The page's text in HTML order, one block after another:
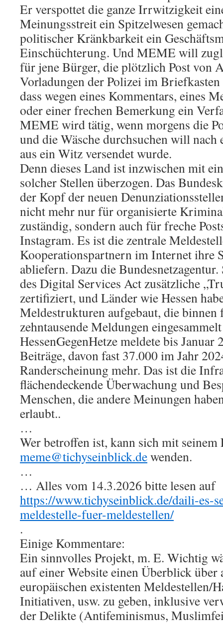
Er verspottet die ganze Irrwitzigkeit
Meinungsstreit ein Spitzelwesen
politischer Kränkbarkeit ein
Einschüchterung. Und MEME will
für jene Bürger, die plötzlich Post von
Vorladungen der Polizei im
dass wegen eines Kommentars, eines
oder einer frechen Bemerkung ein
MEME wird tätig, wenn morgens die
und die Wäsche durchsuchen will nach
aus ein Witz versendet wurde.
Denn dieses Land ist inzwischen mit
solcher Stellen überzogen. Das
der Kopf der neuen
nicht mehr nur für organisierte
zuständig, sondern auch für freche
Instagram. Es ist die zentrale
Kooperationspartnern im Internet ihre
abliefern. Dazu die
des Digital Services Act zusätzliche
zertifiziert, und Länder wie Hessen
Meldestrukturen aufgebaut, die binnen
zehntausende Meldungen
HessenGegenHetze meldete bis
Beiträge, davon fast 37.000 im Jahr
Randerscheinung mehr. Das ist die
flächendeckende Überwachung und
Menschen, die andere Meinungen
erlaubt..
…
Wer betroffen ist, kann sich mit seinem
meme@tichyseinblick.dewenden.
…
… Alles vom 14.3.2026 bitte lesen auf
https://www.tichyseinblick.de/daili-es-
meldestelle-fuer-meldestellen/
.
Einige Kommentare:
Ein sinnvolles Projekt, m. E. Wichtig
auf einer Website einen Überblick
europäischen existenten Meldestellen/
Initiativen, usw. zu geben, inklusive
der Delikte (Antifeminismus,